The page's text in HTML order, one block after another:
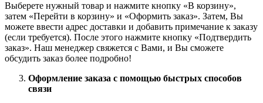
Выберете нужный товар и нажмите кнопку «В корзину»,
затем «Перейти в корзину» и «Оформить заказ». Затем, Вы
можете ввести адрес доставки и добавить примечание к заказу
(если требуется). После этого нажмите кнопку «Подтвердить
заказ». Наш менеджер свяжется с Вами, и Вы сможете
обсудить заказ более подробно!
Оформление заказа с помощью быстрых способов
связи